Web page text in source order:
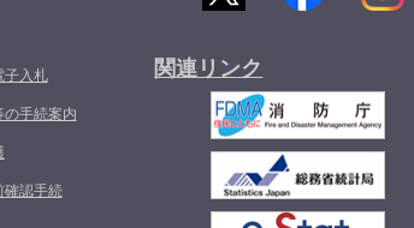
子入札
手続案内
確認手続
関連リンク